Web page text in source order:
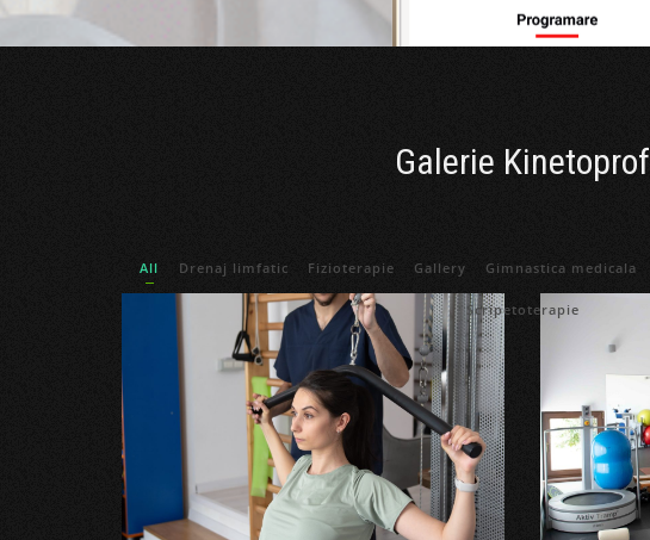
Galerie Kinetoprof
All Drenaj limfatic Fizioterapie Gallery Gimnastica medicala
Scripetoterapie